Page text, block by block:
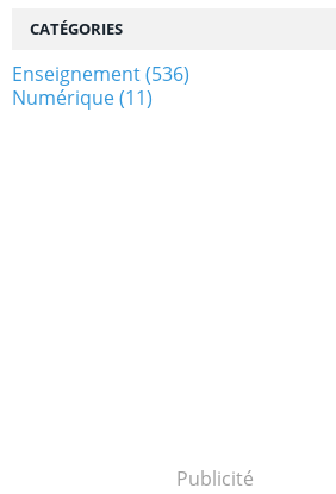
CATÉGORIES
Enseignement(536)
Numérique(11)
Publicité